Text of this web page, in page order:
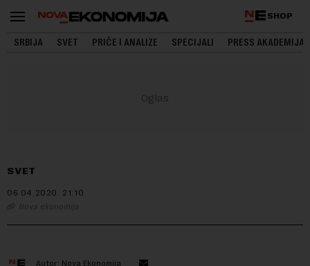
SHOP
SRBIJA SVET PRIČE I ANALIZE SPECIJALI PRESS AKADEMIJA
SVET
06.04.2020. 21:10
Nova ekonomija
Autor: Nova Ekonomija